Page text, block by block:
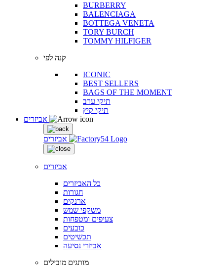
BURBERRY
BALENCIAGA
BOTTEGA VENETA
TORY BURCH
TOMMY HILFIGER
קנה לפי
ICONIC
BEST SELLERS
BAGS OF THE MOMENT
תיקי ערב
תיקי קיץ
אביזרים
אביזרים
כל האביזרים
חגורות
ארנקים
משקפי שמש
צעיפים ומטפחות
כובעים
תכשיטים
אביזרי נסיעה
מותגים מובילים